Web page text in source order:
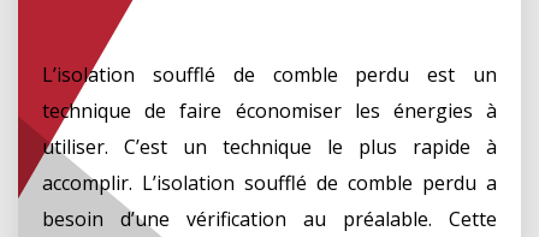
L’isolation soufflé de comble perdu est un
technique de faire économiser les énergies à
utiliser. C’est un technique le plus rapide à
accomplir. L’isolation soufflé de comble perdu a
besoin d’une vérification au préalable. Cette